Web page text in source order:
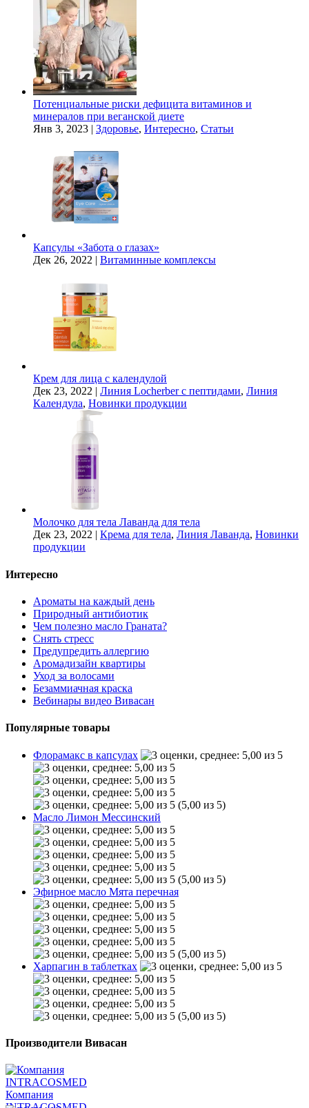
Потенциальные риски дефицита витаминов и
минералов при веганской диете
Янв 3, 2023 | Здоровье, Интересно, Статьи
Капсулы «Забота о глазах»
Дек 26, 2022 | Витаминные комплексы
Крем для лица с календулой
Дек 23, 2022 | Линия Locherber с пептидами, Линия
Календула, Новинки продукции
Молочко для тела Лаванда для тела
Дек 23, 2022 | Крема для тела, Линия Лаванда, Новинки
продукции
Интересно
Ароматы на каждый день
Природный антибиотик
Чем полезно масло Граната?
Снять стресс
Предупредить аллергию
Аромадизайн квартиры
Уход за волосами
Безаммиачная краска
Вебинары видео Вивасан
Популярные товары
Флорамакс в капсулах
(5,00 из 5)
Масло Лимон Мессинский
(5,00 из 5)
Эфирное масло Мята перечная
(5,00 из 5)
Харпагин в таблетках
(5,00 из 5)
Производители Вивасан
Компания